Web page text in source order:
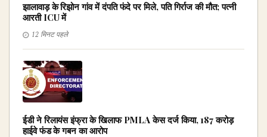
झालावाड़ के रिझोन गांव में दंपति फंदे पर मिले, पति गिर्राज की मौत; पत्नी
आरती ICU में
12 मिनट पहले
ईडी ने रिलायंस इंफ्रा के खिलाफ PMLA केस दर्ज किया, ₹187 करोड़
हाईवे फंड के गबन का आरोप